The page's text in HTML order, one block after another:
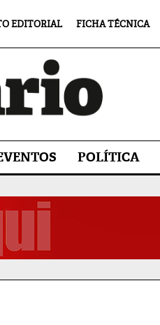
EDITORIAL FICHA TÉCNICA
POLÍTICA